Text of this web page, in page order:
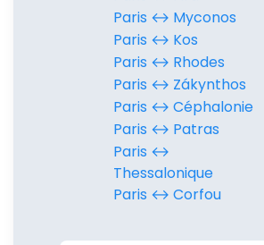
Paris ↔︎ Myconos
Paris ↔︎ Kos
Paris ↔︎ Rhodes
Paris ↔︎ Zákynthos
Paris ↔︎ Céphalonie
Paris ↔︎ Patras
Paris ↔︎
Thessalonique
Paris ↔︎ Corfou